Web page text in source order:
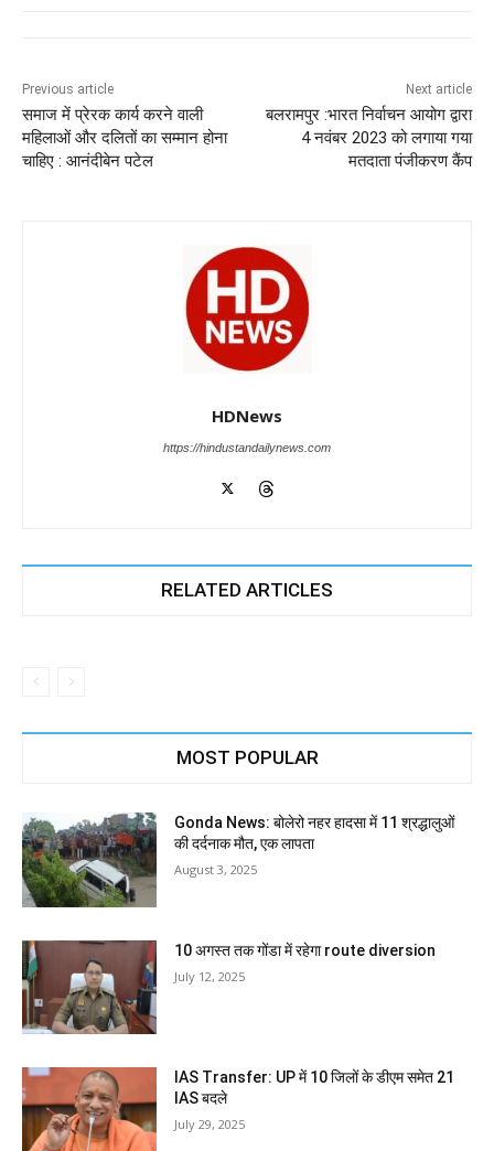
o
o
k
p
p
n
m
Previous article
समाज में प्रेरक कार्य करने वाली
महिलाओं और दलितों का सम्मान होना
चाहिए : आनंदीबेन पटेल
Next article
बलरामपुर :भारत निर्वाचन आयोग द्वारा
4 नवंबर 2023 को लगाया गया
मतदाता पंजीकरण कैंप
HDNews
https://hindustandailynews.com
RELATED ARTICLES
MOST POPULAR
Gonda News: बोलेरो नहर हादसा में 11 श्रद्धालुओं
की दर्दनाक मौत, एक लापता
August 3, 2025
10 अगस्त तक गोंडा में रहेगा route diversion
July 12, 2025
IAS Transfer: UP में 10 जिलों के डीएम समेत 21
IAS बदले
July 29, 2025